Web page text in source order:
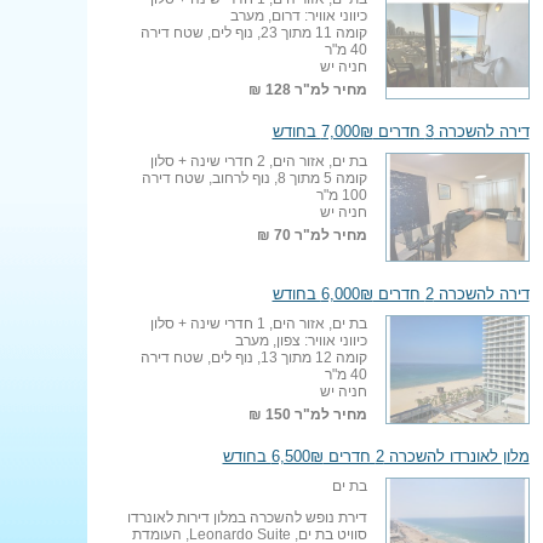
כיווני אוויר: דרום, מערב
קומה 11 מתוך 23, נוף לים, שטח דירה
40 מ"ר
חניה יש
מחיר למ"ר128 ₪
דירה להשכרה 3 חדרים 7,000₪ בחודש
בת ים, אזור הים, 2 חדרי שינה + סלון
קומה 5 מתוך 8, נוף לרחוב, שטח דירה
100 מ"ר
חניה יש
מחיר למ"ר 70 ₪
דירה להשכרה 2 חדרים 6,000₪ בחודש
בת ים, אזור הים, 1 חדרי שינה + סלון
כיווני אוויר: צפון, מערב
קומה 12 מתוך 13, נוף לים, שטח דירה
40 מ"ר
חניה יש
מחיר למ"ר 150 ₪
מלון לאונרדו להשכרה 2 חדרים 6,500₪ בחודש
בת ים
דירת נופש להשכרה במלון דירות לאונרדו
סוויט בת ים, Leonardo Suite, העומדת